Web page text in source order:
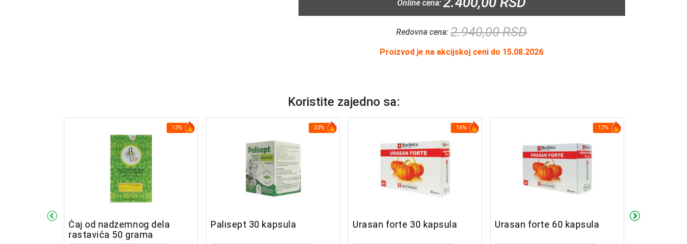
Online cena:
Redovna cena:2.940,00 RSD
Proizvod je na akcijskoj ceni do 15.08.2026
Koristite zajedno sa:
13%
Čaj od nadzemnog dela
rastavića 50 grama
23%
Palisept 30 kapsula
16%
Urasan forte 30 kapsula
17%
Urasan forte 60 kapsula